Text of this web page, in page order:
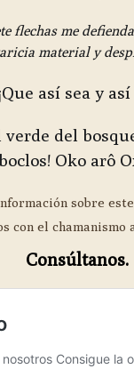
flechas me
material y
así sea y así
verde del
Oko arô
sobre
con el chamanismo
Consúltanos.